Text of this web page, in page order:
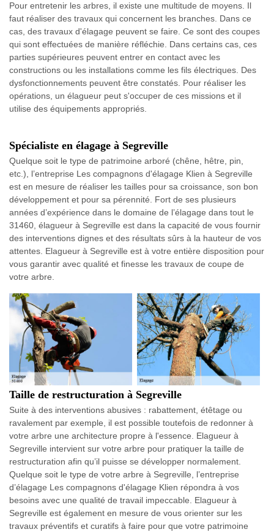
Pour entretenir les arbres, il existe une multitude de moyens. Il
faut réaliser des travaux qui concernent les branches. Dans ce
cas, des travaux d'élagage peuvent se faire. Ce sont des coupes
qui sont effectuées de manière réfléchie. Dans certains cas, ces
parties supérieures peuvent entrer en contact avec les
constructions ou les installations comme les fils électriques. Des
dysfonctionnements peuvent être constatés. Pour réaliser les
opérations, un élagueur peut s'occuper de ces missions et il
utilise des équipements appropriés.
Spécialiste en élagage à Segreville
Quelque soit le type de patrimoine arboré (chêne, hêtre, pin,
etc.), l’entreprise Les compagnons d'élagage Klien à Segreville
est en mesure de réaliser les tailles pour sa croissance, son bon
développement et pour sa pérennité. Fort de ses plusieurs
années d’expérience dans le domaine de l’élagage dans tout le
31460, élagueur à Segreville est dans la capacité de vous fournir
des interventions dignes et des résultats sûrs à la hauteur de vos
attentes. Elagueur à Segreville est à votre entière disposition pour
vous garantir avec qualité et finesse les travaux de coupe de
votre arbre.
Taille de restructuration à Segreville
Suite à des interventions abusives : rabattement, étêtage ou
ravalement par exemple, il est possible toutefois de redonner à
votre arbre une architecture propre à l'essence. Elagueur à
Segreville intervient sur votre arbre pour pratiquer la taille de
restructuration afin qu’il puisse se développer normalement.
Quelque soit le type de votre arbre à Segreville, l’entreprise
d’élagage Les compagnons d'élagage Klien répondra à vos
besoins avec une qualité de travail impeccable. Elagueur à
Segreville est également en mesure de vous orienter sur les
travaux préventifs et curatifs à faire pour que votre patrimoine